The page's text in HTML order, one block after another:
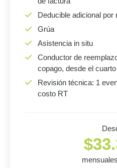
Deducible adicional por
Grúa
Asistencia in situ
Conductor de
copago, desde el
Revisión técnica: 1
costo RT